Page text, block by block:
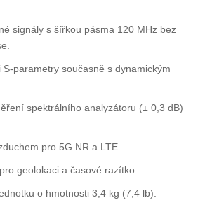
signály s šířkou pásma 120 MHz bez
parametry současně s dynamickým
spektrálního analyzátoru (± 0,3 dB)
pro 5G NR a LTE.
geolokaci a časové razítko.
o hmotnosti 3,4 kg (7,4 lb).